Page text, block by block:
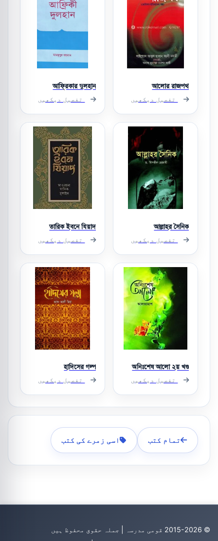
আলোর রাজপথ
تفصیل دیکھیں
আফ্রিকার দুলহান
تفصیل دیکھیں
আল্লাহর সৈনিক
تفصیل دیکھیں
তারিক ইবনে যিয়াদ
تفصیل دیکھیں
অনিঃশেষ আলো ২য় খণ্ড
تفصیل دیکھیں
হাদিসের গল্প
تفصیل دیکھیں
تمام کتب اسی زمرے کی کتب
© 2015-2026 قومی مدرسہ | جملہ حقوق محفوظ ہیں